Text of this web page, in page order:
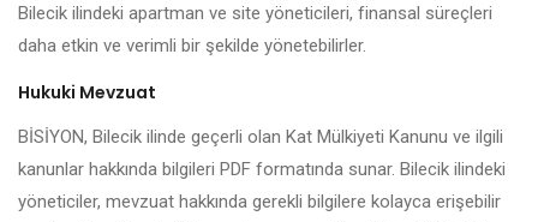
Bilecik ilindeki apartman ve site yöneticileri, finansal süreçleri
daha etkin ve verimli bir şekilde yönetebilirler.
Hukuki Mevzuat
BİSİYON, Bilecik ilinde geçerli olan Kat Mülkiyeti Kanunu ve ilgili
kanunlar hakkında bilgileri PDF formatında sunar. Bilecik ilindeki
yöneticiler, mevzuat hakkında gerekli bilgilere kolayca erişebilir